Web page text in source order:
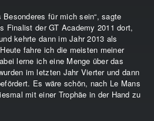
für mich sein“, sagte
Finalist der GT Academy 2011 dort,
kehrte dann im Jahr 2013 als
fahre ich die meisten meiner
lerne ich eine Menge über das
im letzten Jahr Vierter und dann
Es wäre schön, nach Le Mans
mit einer Trophäe in der Hand zu